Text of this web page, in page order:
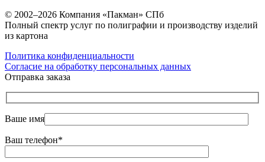
© 2002–2026 Компания «Пакман» СПб
Полный спектр услуг по полиграфии и производству изделий
из картона
Политика конфиденциальности
Согласие на обработку персональных данных
Отправка заказа
Ваше имя
Ваш телефон*